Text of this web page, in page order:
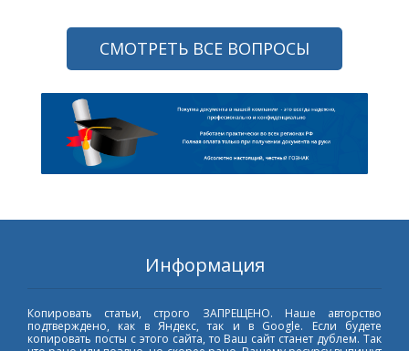
СМОТРЕТЬ ВСЕ ВОПРОСЫ
Информация
Копировать статьи, строго ЗАПРЕЩЕНО. Наше авторство
подтверждено, как в Яндекс, так и в Google. Если будете
копировать посты с этого сайта, то Ваш сайт станет дублем. Так